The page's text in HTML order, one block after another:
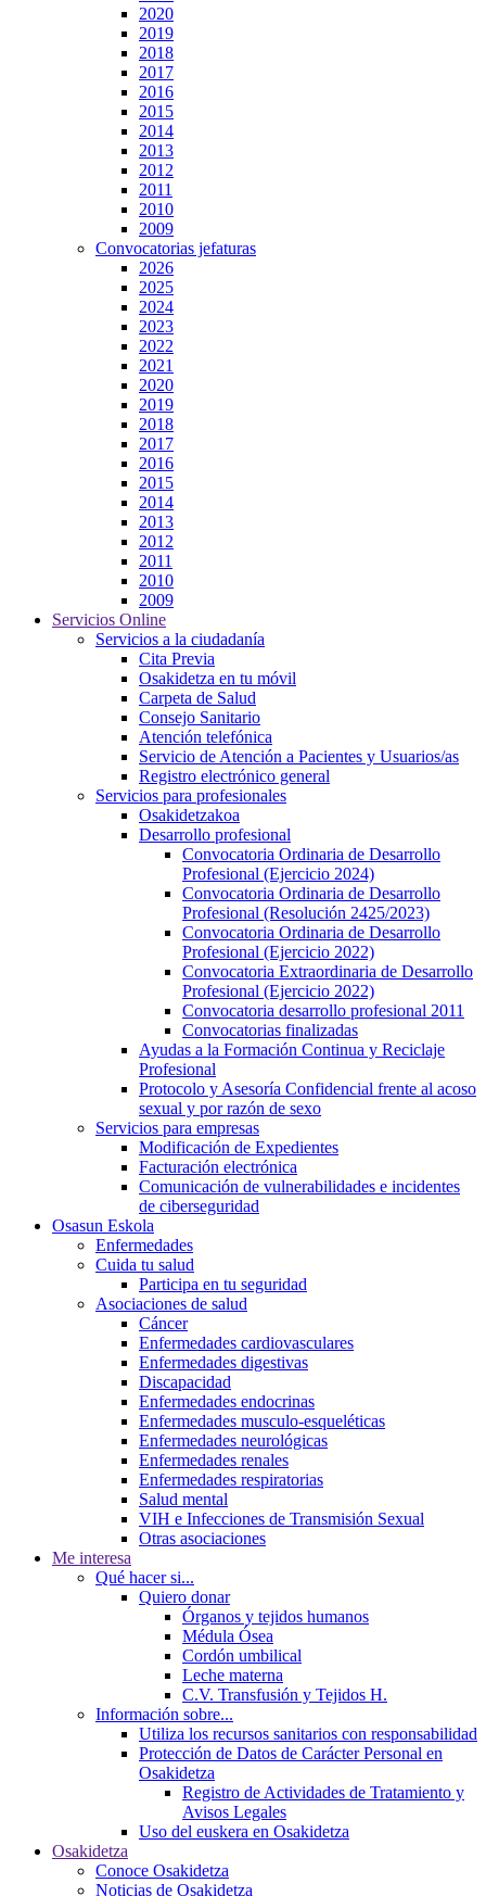
2020
2019
2018
2017
2016
2015
2014
2013
2012
2011
2010
2009
Convocatorias jefaturas
2026
2025
2024
2023
2022
2021
2020
2019
2018
2017
2016
2015
2014
2013
2012
2011
2010
2009
Servicios Online
Servicios a la ciudadanía
Cita Previa
Osakidetza en tu móvil
Carpeta de Salud
Consejo Sanitario
Atención telefónica
Servicio de Atención a Pacientes y Usuarios/as
Registro electrónico general
Servicios para profesionales
Osakidetzakoa
Desarrollo profesional
Convocatoria Ordinaria de Desarrollo
Profesional (Ejercicio 2024)
Convocatoria Ordinaria de Desarrollo
Profesional (Resolución 2425/2023)
Convocatoria Ordinaria de Desarrollo
Profesional (Ejercicio 2022)
Convocatoria Extraordinaria de Desarrollo
Profesional (Ejercicio 2022)
Convocatoria desarrollo profesional 2011
Convocatorias finalizadas
Ayudas a la Formación Continua y Reciclaje
Profesional
Protocolo y Asesoría Confidencial frente al acoso
sexual y por razón de sexo
Servicios para empresas
Modificación de Expedientes
Facturación electrónica
Comunicación de vulnerabilidades e incidentes
de ciberseguridad
Osasun Eskola
Enfermedades
Cuida tu salud
Participa en tu seguridad
Asociaciones de salud
Cáncer
Enfermedades cardiovasculares
Enfermedades digestivas
Discapacidad
Enfermedades endocrinas
Enfermedades musculo-esqueléticas
Enfermedades neurológicas
Enfermedades renales
Enfermedades respiratorias
Salud mental
VIH e Infecciones de Transmisión Sexual
Otras asociaciones
Me interesa
Qué hacer si...
Quiero donar
Órganos y tejidos humanos
Médula Ósea
Cordón umbilical
Leche materna
C.V. Transfusión y Tejidos H.
Información sobre...
Utiliza los recursos sanitarios con responsabilidad
Protección de Datos de Carácter Personal en
Osakidetza
Registro de Actividades de Tratamiento y
Avisos Legales
Uso del euskera en Osakidetza
Osakidetza
Conoce Osakidetza
Noticias de Osakidetza